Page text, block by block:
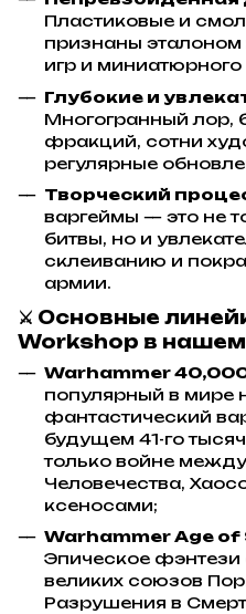
Пластиковые и
признаны
игр и
Глубокие и
Многогранный лор,
фракций, сотни
регулярные
Творческий
варгеймы — это не
битвы, но и
склеиванию и
армии.
⚔️ Основные
Workshop в
Warhammer
популярный в мире
фантастический
будущем 41-го
только войне
Человечества,
ксеносами;
Warhammer Age of
Эпическое фэнтези
великих союзов
Разрушения в